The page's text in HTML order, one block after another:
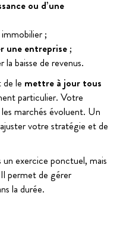
ou d’une
;
une entreprise;
baisse de revenus.
le mettre à jour tous
particulier. Votre
marchés évoluent. Un
votre stratégie et de
un exercice ponctuel, mais
permet de gérer
la durée.